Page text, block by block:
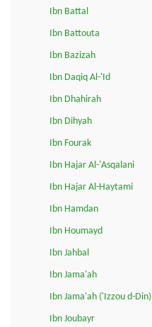
Ibn Battal
Ibn Battouta
Ibn Bazizah
Ibn Daqiq Al-'Id
Ibn Dhahirah
Ibn Dihyah
Ibn Fourak
Ibn Hajar Al-'Asqalani
Ibn Hajar Al-Haytami
Ibn Hamdan
Ibn Houmayd
Ibn Jahbal
Ibn Jama'ah
Ibn Jama'ah ('Izzou d-Din)
Ibn Joubayr